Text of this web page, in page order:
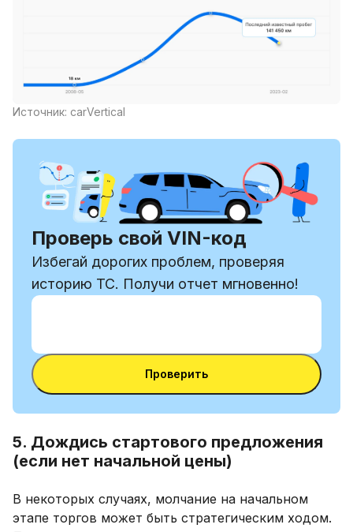
Источник: carVertical
Проверь свой VIN-код
Избегай дорогих проблем, проверяя
историю ТС. Получи отчет мгновенно!
Ввести VIN-код
Ввести VIN-код
Проверить
5. Дождись стартового предложения
(если нет начальной цены)
В некоторых случаях, молчание на начальном
этапе торгов может быть стратегическим ходом.